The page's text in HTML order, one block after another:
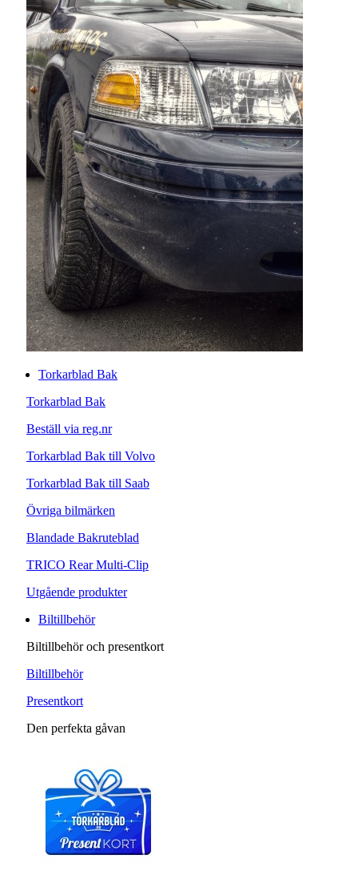
Torkarblad Bak
Torkarblad Bak
Beställ via reg.nr
Torkarblad Bak till Volvo
Torkarblad Bak till Saab
Övriga bilmärken
Blandade Bakruteblad
TRICO Rear Multi-Clip
Utgående produkter
Biltillbehör
Biltillbehör och presentkort
Biltillbehör
Presentkort
Den perfekta gåvan